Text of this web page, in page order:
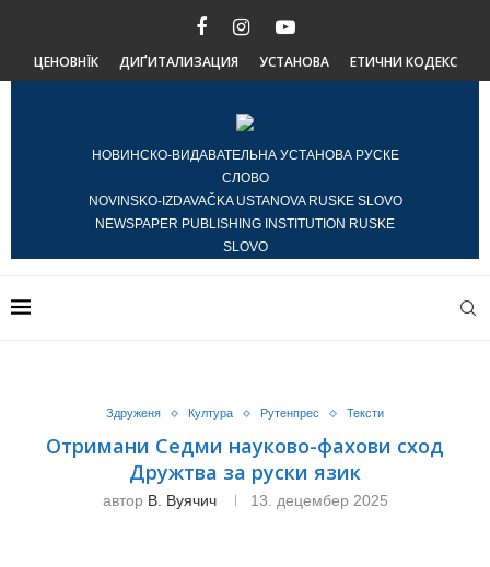
ЦЕНОВНЇК ДИҐИТАЛИЗАЦИЯ УСТАНОВА ЕТИЧНИ КОДЕКС
НОВИНСКО-ВИДАВАТЕЛЬНА УСТАНОВА РУСКЕ
СЛОВО
NOVINSKO-IZDAVAČKA USTANOVA RUSKE SLOVO
NEWSPAPER PUBLISHING INSTITUTION RUSKE
SLOVO
Здруженя Култура Рутенпрес Тексти
Отримани Седми науково-фахови сход
Дружтва за руски язик
автор В. Вуячич 13. децембер 2025